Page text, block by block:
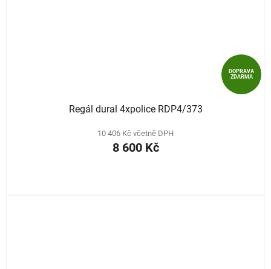
DOPRAVA
ZDARMA
Regál dural 4xpolice RDP4/373
10 406 Kč včetně DPH
8 600 Kč